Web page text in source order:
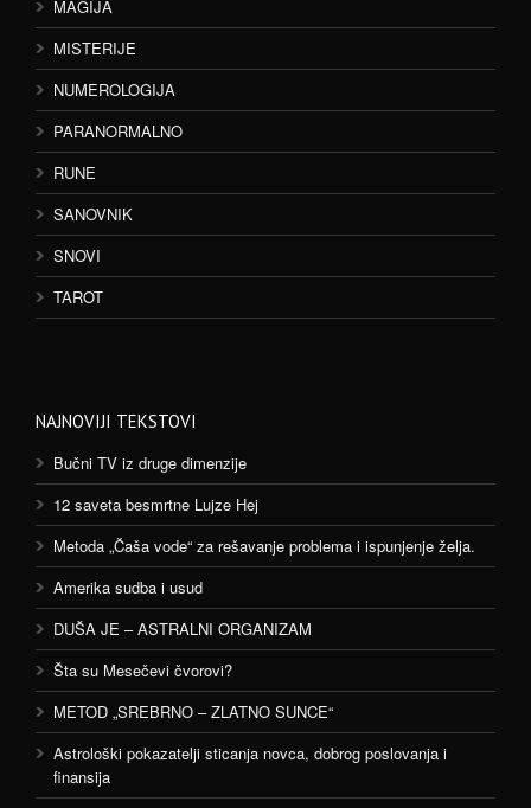
MAGIJA
MISTERIJE
NUMEROLOGIJA
PARANORMALNO
RUNE
SANOVNIK
SNOVI
TAROT
NAJNOVIJI TEKSTOVI
Bučni TV iz druge dimenzije
12 saveta besmrtne Lujze Hej
Metoda „Čaša vode“ za rešavanje problema i ispunjenje želja.
Amerika sudba i usud
DUŠA JE – ASTRALNI ORGANIZAM
Šta su Mesečevi čvorovi?
METOD „SREBRNO – ZLATNO SUNCE“
Astrološki pokazatelji sticanja novca, dobrog poslovanja i
finansija